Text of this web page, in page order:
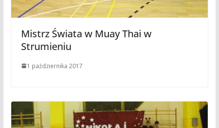
Mistrz Świata w Muay Thai w
Strumieniu
1 października 2017